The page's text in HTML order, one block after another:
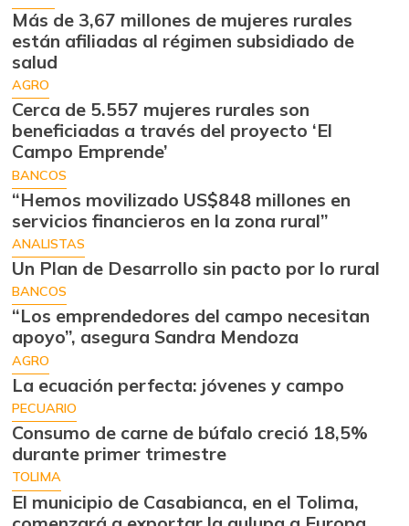
Más de 3,67 millones de mujeres rurales
están afiliadas al régimen subsidiado de
salud
AGRO
Cerca de 5.557 mujeres rurales son
beneficiadas a través del proyecto ‘El
Campo Emprende’
BANCOS
“Hemos movilizado US$848 millones en
servicios financieros en la zona rural”
ANALISTAS
Un Plan de Desarrollo sin pacto por lo rural
BANCOS
“Los emprendedores del campo necesitan
apoyo”, asegura Sandra Mendoza
AGRO
La ecuación perfecta: jóvenes y campo
PECUARIO
Consumo de carne de búfalo creció 18,5%
durante primer trimestre
TOLIMA
El municipio de Casabianca, en el Tolima,